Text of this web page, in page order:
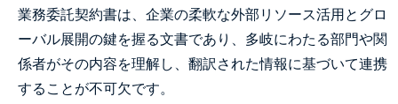
業務委託契約書は、企業の柔軟な外部リソース活用とグロ
ーバル展開の鍵を握る文書であり、多岐にわたる部門や関
係者がその内容を理解し、翻訳された情報に基づいて連携
することが不可欠です。